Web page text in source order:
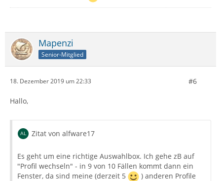
Mapenzi
Senior-Mitglied
18. Dezember 2019 um 22:33 #6
Hallo,
Zitat von alfware17
Es geht um eine richtige Auswahlbox. Ich gehe zB auf
"Profil wechseln" - in 9 von 10 Fällen kommt dann ein
Fenster, da sind meine (derzeit 5
) anderen Profile